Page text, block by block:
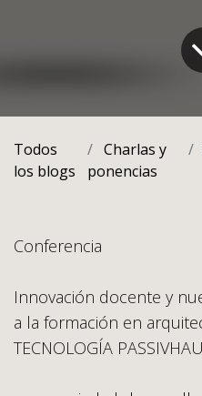
Todos
los blogs
Charlas y
ponencias
Conferencia
Innovación docente y
a la formación en
TECNOLOGÍA